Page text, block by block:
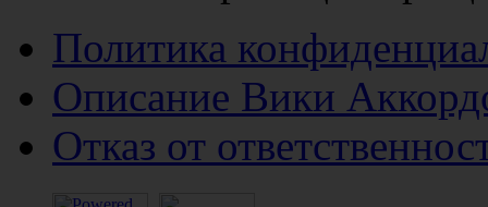
Политика
Описание Вики
Отказ от